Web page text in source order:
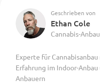
Geschrieben von
Ethan Cole
Cannabis-
Experte für
Erfahrung im Indoor-
Anbauern